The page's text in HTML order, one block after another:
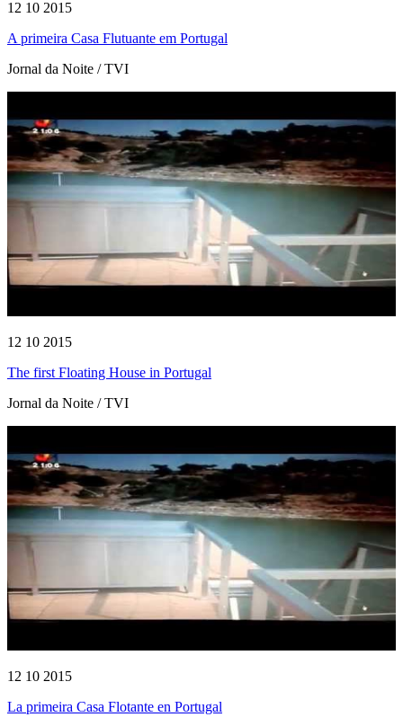
12 10 2015
A primeira Casa Flutuante em Portugal
Jornal da Noite / TVI
12 10 2015
The first Floating House in Portugal
Jornal da Noite / TVI
12 10 2015
La primeira Casa Flotante en Portugal